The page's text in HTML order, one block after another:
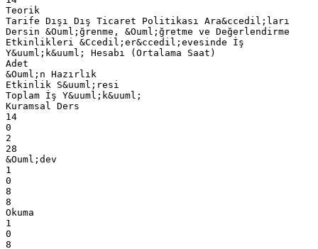
Teorik
Tarife Dışı Dış Ticaret Politikası Ara&ccedil;ları
Dersin &Ouml;ğrenme, &Ouml;ğretme ve Değerlendirme
Etkinlikleri &Ccedil;er&ccedil;evesinde İş
Y&uuml;k&uuml; Hesabı (Ortalama Saat)
Adet
&Ouml;n Hazırlık
Etkinlik S&uuml;resi
Toplam İş Y&uuml;k&uuml;
Kuramsal Ders
14
0
2
28
&Ouml;dev
1
0
8
8
Okuma
1
0
8